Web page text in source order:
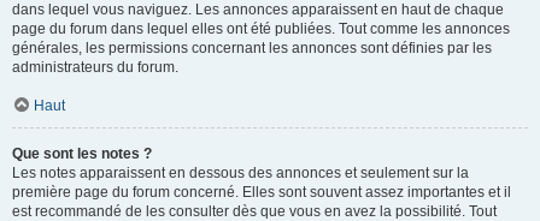
dans lequel vous naviguez. Les annonces apparaissent en haut de chaque
page du forum dans lequel elles ont été publiées. Tout comme les annonces
générales, les permissions concernant les annonces sont définies par les
administrateurs du forum.
Haut
Que sont les notes ?
Les notes apparaissent en dessous des annonces et seulement sur la
première page du forum concerné. Elles sont souvent assez importantes et il
est recommandé de les consulter dès que vous en avez la possibilité. Tout